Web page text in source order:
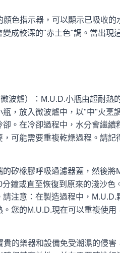
顏色指示器，可以顯示已吸收
成較深的"赤土色"調。當出現
波爐）：M.U.D.小瓶由超耐熱
，放入微波爐中，以"中"火烹
。在冷卻過程中，水分會繼
可能需要重複乾燥過程。請記
矽橡膠呼吸過濾器蓋，然後
分鐘或直至恢復到原來的淺沙
注意：在製造過程中，
您的M.U.D.現在可以重複使
的樂器和設備免受潮濕的侵